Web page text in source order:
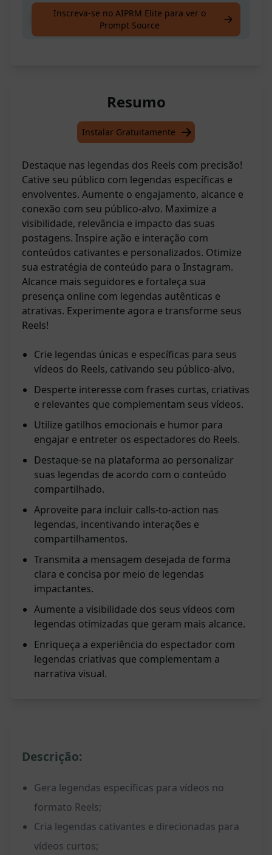
Legendas muito específicas para Reels
Inscreva-se no AIPRM Elite para ver o
Prompt Source
Resumo
Instalar Gratuitamente
Destaque nas legendas dos Reels com precisão!
Cative seu público com legendas específicas e
envolventes. Aumente o engajamento, alcance e
conexão com seu público-alvo. Maximize a
visibilidade, relevância e impacto das suas
postagens. Inspire ação e interação com
conteúdos cativantes e personalizados. Otimize
sua estratégia de conteúdo para o Instagram.
Alcance mais seguidores e fortaleça sua
presença online com legendas autênticas e
atrativas. Experimente agora e transforme seus
Reels!
Crie legendas únicas e específicas para seus
vídeos do Reels, cativando seu público-alvo.
Desperte interesse com frases curtas, criativas
e relevantes que complementam seus vídeos.
Utilize gatilhos emocionais e humor para
engajar e entreter os espectadores do Reels.
Destaque-se na plataforma ao personalizar
suas legendas de acordo com o conteúdo
compartilhado.
Aproveite para incluir calls-to-action nas
legendas, incentivando interações e
compartilhamentos.
Transmita a mensagem desejada de forma
clara e concisa por meio de legendas
impactantes.
Aumente a visibilidade dos seus vídeos com
legendas otimizadas que geram mais alcance.
Enriqueça a experiência do espectador com
legendas criativas que complementam a
narrativa visual.
Descrição:
Gera legendas específicas para vídeos no
formato Reels;
Cria legendas cativantes e direcionadas para
vídeos curtos;